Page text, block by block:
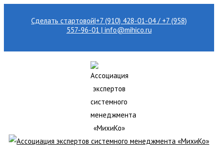
Сделать стартовой|+7 (910) 428-01-04 / +7 (958)
557-96-01 | info@mihico.ru